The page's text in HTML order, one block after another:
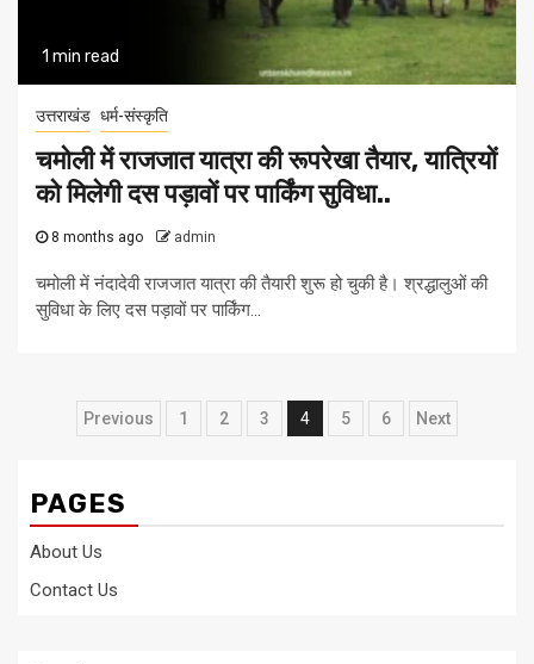
1 min read
उत्तराखंड धर्म-संस्कृति
चमोली में राजजात यात्रा की रूपरेखा तैयार, यात्रियों
को मिलेगी दस पड़ावों पर पार्किंग सुविधा..
8 months ago admin
चमोली में नंदादेवी राजजात यात्रा की तैयारी शुरू हो चुकी है। श्रद्धालुओं की
सुविधा के लिए दस पड़ावों पर पार्किंग...
Posts
Previous 1 2 3 4 5 6 Next
PAGES
About Us
Contact Us